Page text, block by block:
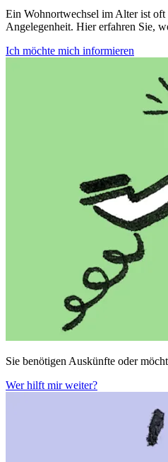
Ein Wohnortwechsel im Alter ist oft
Angelegenheit. Hier erfahren Sie,
Ich möchte mich informieren
Sie benötigen Auskünfte oder
Wer hilft mir weiter?